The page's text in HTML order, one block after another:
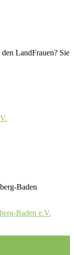
LandFrauen? Sie
Baden
Baden e.V.